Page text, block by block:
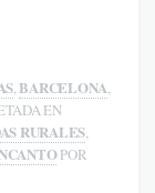
,BARCELONA,
EN
RURALES,
POR